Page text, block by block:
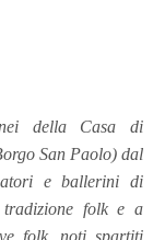
della Casa di
San Paolo) dal
e ballerini di
folk e a
folk, noti spartiti